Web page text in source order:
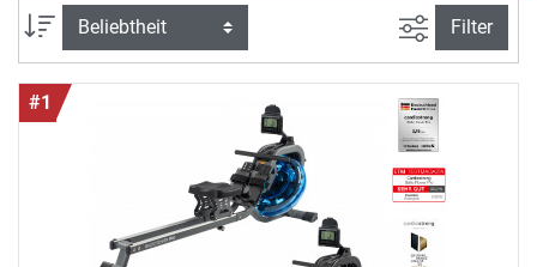
Rowern liegt in ihrer Vielseitigkeit:
Rudergeräte bieten ein
abwechslungsreiches Workout, das
wie kaum ein anderes Fitnessgerät
Kraft- und Ausdauertraining auf
optimale Weise verbindet. Rudern
beansprucht überdurchschnittlich
viele Muskeln, verbessert die
Körperhaltung und stärkt das Herz-
Sortierung Ansicht
Filter
#1